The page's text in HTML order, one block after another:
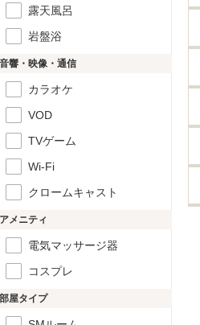
露天風呂
岩盤浴
音響・映像・通信
カラオケ
VOD
TVゲーム
Wi-Fi
クロームキャスト
アメニティ
電気マッサージ器
コスプレ
部屋タイプ